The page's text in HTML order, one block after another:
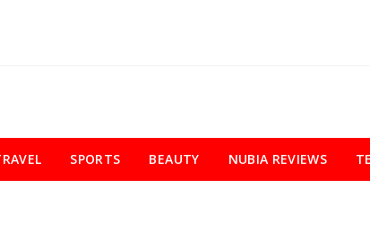
SPORTS BEAUTY NUBIA REVIEWS